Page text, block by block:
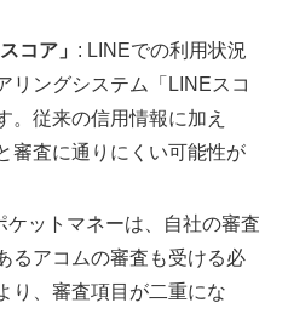
コア」 : LINEでの利用状況
リングシステム「LINEスコ
。従来の信用情報に加え
審査に通りにくい可能性が
ケットマネーは、自社の審査
るアコムの審査も受ける必
り、審査項目が二重にな